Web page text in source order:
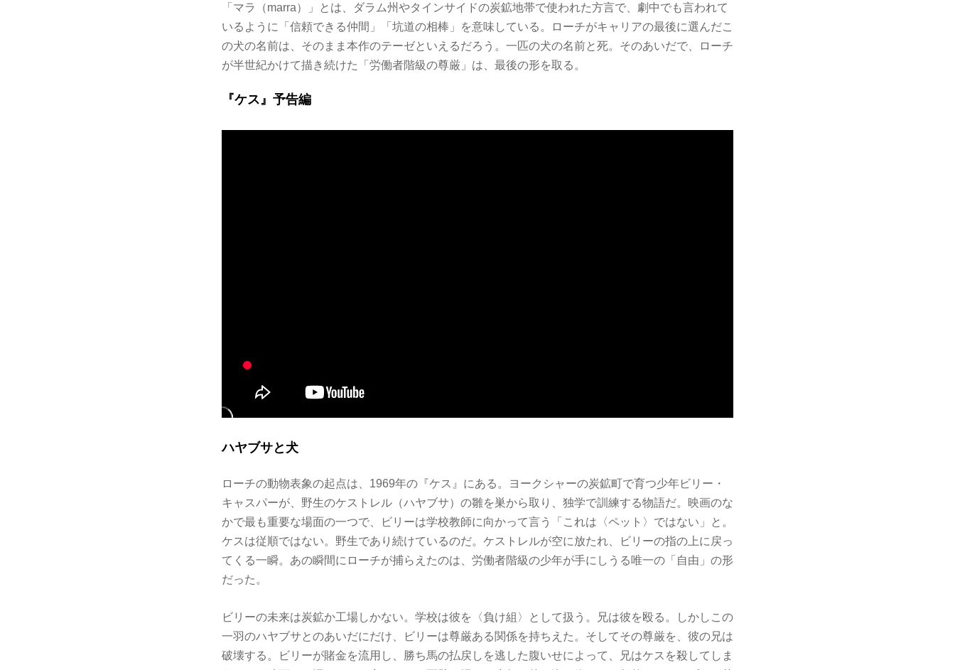
「マラ（marra）」とは、ダラム州やタインサイドの炭鉱地帯で使われた方言で、劇中でも言われて
いるように「信頼できる仲間」「坑道の相棒」を意味している。ローチがキャリアの最後に選んだこ
の犬の名前は、そのまま本作のテーゼといえるだろう。一匹の犬の名前と死。そのあいだで、ローチ
が半世紀かけて描き続けた「労働者階級の尊厳」は、最後の形を取る。
『ケス』予告編
ハヤブサと犬
ローチの動物表象の起点は、1969年の『ケス』にある。ヨークシャーの炭鉱町で育つ少年ビリー・
キャスパーが、野生のケストレル（ハヤブサ）の雛を巣から取り、独学で訓練する物語だ。映画のな
かで最も重要な場面の一つで、ビリーは学校教師に向かって言う「これは〈ペット〉ではない」と。
ケスは従順ではない。野生であり続けているのだ。ケストレルが空に放たれ、ビリーの指の上に戻っ
てくる一瞬。あの瞬間にローチが捕らえたのは、労働者階級の少年が手にしうる唯一の「自由」の形
だった。
ビリーの未来は炭鉱か工場しかない。学校は彼を〈負け組〉として扱う。兄は彼を殴る。しかしこの
一羽のハヤブサとのあいだにだけ、ビリーは尊厳ある関係を持ちえた。そしてその尊厳を、彼の兄は
破壊する。ビリーが賭金を流用し、勝ち馬の払戻しを逃した腹いせによって、兄はケスを殺してしま